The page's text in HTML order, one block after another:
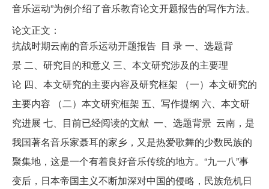
音乐运动”为例介绍了音乐教育论文开题报告的写作方法。
论文正文：
抗战时期云南的音乐运动开题报告 目 录 一、选题背
景 二、研究目的和意义 三、本文研究涉及的主要理
论 四、本文研究的主要内容及研究框架 （一）本文研究的
主要内容 （二）本文研究框架 五、写作提纲 六、本文研
究进展 七、目前已经阅读的文献 一、选题背景 云南，是
我国著名音乐家聂耳的家乡，又是热爱歌舞的少数民族的
聚集地，这是一个有着良好音乐传统的地方。“九一八”事
变后，日本帝国主义不断加深对中国的侵略，民族危机日